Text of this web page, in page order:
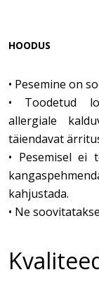
HOODUS
• Pesemine on
•
Toodetud
allergiale
täiendavat
• Pesemisel ei
kahjustada.
• Ne